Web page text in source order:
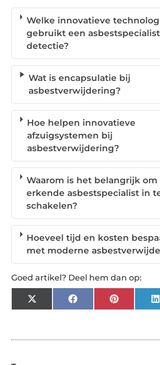
Welke innovatieve
gebruikt een
detectie?
Wat is encapsulatie bij
asbestverwijdering?
Hoe helpen innovatieve
afzuigsystemen bij
asbestverwijdering?
Waarom is het belangrijk om
erkende asbestspecialist in
schakelen?
Hoeveel tijd en kosten
met moderne
Goed artikel? Deel hem dan op:
X
(Twitter)
FacebookPinterest